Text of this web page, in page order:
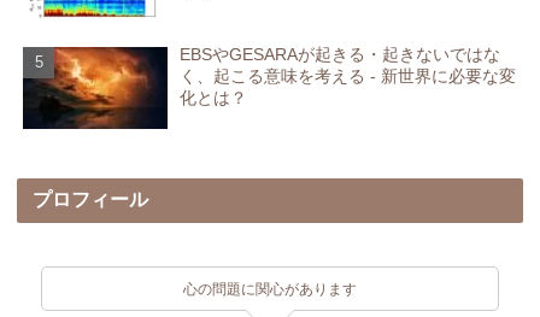
EBSやGESARAが起きる・起きないではな
く、起こる意味を考える - 新世界に必要な変
化とは？
プロフィール
心の問題に関心があります